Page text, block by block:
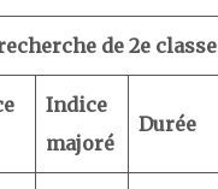
de 2e classe
Indice
majoré
Durée